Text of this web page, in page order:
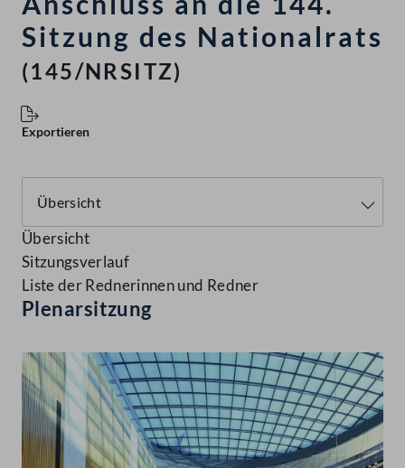
Sitzung des Nationalrats
(145/NRSITZ)
Exportieren
Übersicht
Sitzungsverlauf
Liste der Rednerinnen und Redner
Plenarsitzung